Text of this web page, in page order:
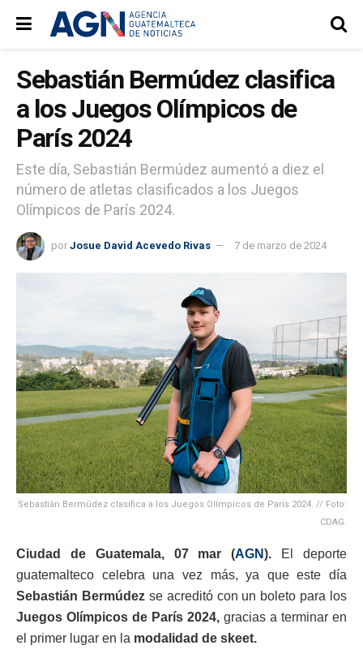
Sebastián Bermúdez clasifica
a los Juegos Olímpicos de
París 2024
Este día, Sebastián Bermúdez aumentó a diez el
número de atletas clasificados a los Juegos
Olímpicos de París 2024.
por Josue David Acevedo Rivas 7 de marzo de 2024
Sebastián Bermúdez clasifica a los Juegos Olímpicos de París 2024. // Foto:
CDAG.
Ciudad de Guatemala, 07 mar (AGN).
El deporte
guatemalteco celebra una vez más, ya que este día
Sebastián Bermúdezse acreditó con un boleto para los
Juegos Olímpicos de París 2024, gracias a terminar en
el primer lugar en la modalidad de skeet.